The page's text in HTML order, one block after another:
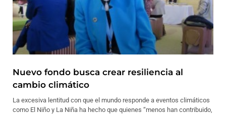
Nuevo fondo busca crear resiliencia al
cambio climático
La excesiva lentitud con que el mundo responde a eventos climáticos
como El Niño y La Niña ha hecho que quienes “menos han contribuido,